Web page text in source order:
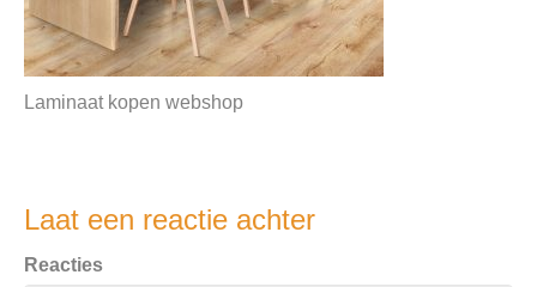
Laminaat kopen webshop
Laat een reactie achter
Reacties